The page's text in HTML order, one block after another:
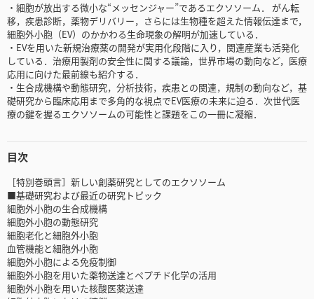
・細胞が放出する微小な“メッセンジャー”であるエクソソーム． がん転
移，疾患診断，薬物デリバリー，さらには生物種を超えた情報伝達まで，
細胞外小胞（EV）のかかわる生命現象の解明が加速している．
・EVを用いた新規治療薬の開発が実用化段階に入り，関連産業も活発化
している．治療用製剤の安全性に関する議論，世界市場の動向など，医療
応用に向けた最前線も紹介する．
・生合成機構や動態研究，分析技術，疾患との関連，規制の動向など，基
礎研究から臨床応用まで多角的な視点でEV医療の未来に迫る．次世代医
療の鍵を握るエクソソームの可能性と課題をこの一冊に凝縮．
目次
［特別巻頭言］新しい創薬研究としてのエクソソーム
■基礎研究および最近の研究トピック
細胞外小胞の生合成機構
細胞外小胞の動態研究
細胞老化と細胞外小胞
血管機能と細胞外小胞
細胞外小胞による免疫制御
細胞外小胞を用いた薬物送達とペプチド化学の活用
細胞外小胞を用いた核酸医薬送達